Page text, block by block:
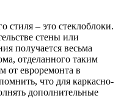
стиля – это стеклоблоки.
стены или
получается весьма
отделанного таким
от евроремонта в
что для каркасно-
дополнительные